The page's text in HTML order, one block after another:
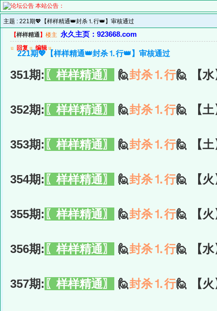
本站公告：
主题 : 221期💖【样样精通👑封杀⒈行👑】审核通过
【样样精通】 楼主 永久主页：923668.com
u 回复 u 编辑 u
221期💖【样样精通👑封杀⒈行👑】审核通过
351期: 〖样样精通〗 🙋封杀⒈行🙋 【
352期: 〖样样精通〗 🙋封杀⒈行🙋 【
353期: 〖样样精通〗 🙋封杀⒈行🙋 【
354期: 〖样样精通〗 🙋封杀⒈行🙋 【
355期: 〖样样精通〗 🙋封杀⒈行🙋 【
356期: 〖样样精通〗 🙋封杀⒈行🙋 【
357期: 〖样样精通〗 🙋封杀⒈行🙋 【